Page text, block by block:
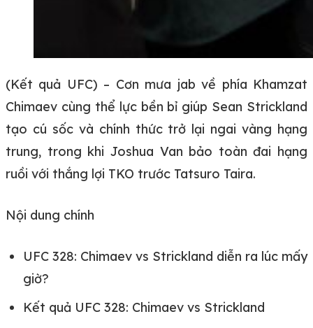
(Kết quả UFC) – Cơn mưa jab về phía Khamzat
Chimaev cùng thể lực bền bỉ giúp Sean Strickland
tạo cú sốc và chính thức trở lại ngai vàng hạng
trung, trong khi Joshua Van bảo toàn đai hạng
ruồi với thắng lợi TKO trước Tatsuro Taira.
Nội dung chính
UFC 328: Chimaev vs Strickland diễn ra lúc mấy
giờ?
Kết quả UFC 328: Chimaev vs Strickland